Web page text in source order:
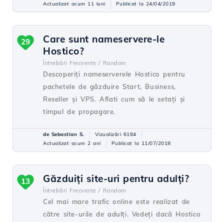
Actualizat acum 11 luni
Publicat la 24/04/2019
Care sunt nameservere-le
Hostico?
Întrebări Frecvente / Random
Descoperiți nameserverele Hostico pentru
pachetele de găzduire Start, Business,
Reseller și VPS. Aflati cum să le setați și
timpul de propagare.
29
de Sebastian S.
Vizualizări 6184
Actualizat acum 2 ani
Publicat la 11/07/2018
Găzduiți site-uri pentru adulți?
Întrebări Frecvente / Random
Cel mai mare trafic online este realizat de
către site-urile de adulți. Vedeți dacă Hostico
13